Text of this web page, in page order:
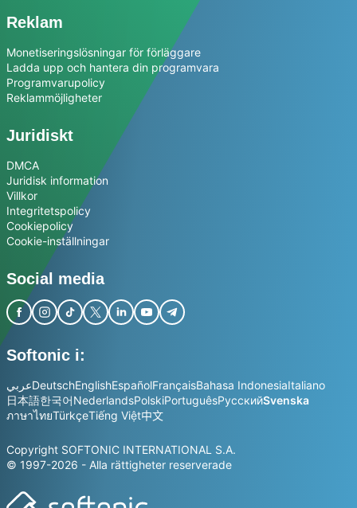
Reklam
Monetiseringslösningar för förläggare
Ladda upp och hantera din programvara
Programvarupolicy
Reklammöjligheter
Juridiskt
DMCA
Juridisk information
Villkor
Integritetspolicy
Cookiepolicy
Cookie-inställningar
Social media
Softonic i:
عربيDeutschEnglishEspañolFrançaisBahasa IndonesiaItaliano
日本語한국어NederlandsPolskiPortuguêsРусскийSvenska
ภาษาไทยTürkçeTiếng Việt中文
Copyright SOFTONIC INTERNATIONAL S.A.
© 1997-2026 - Alla rättigheter reserverade